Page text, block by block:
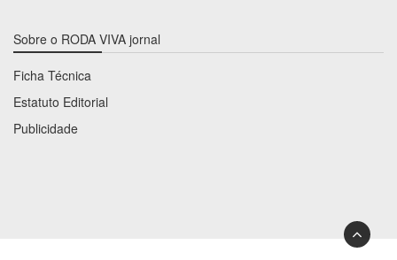
Sobre o RODA VIVA jornal
Ficha Técnica
Estatuto Editorial
Publicidade